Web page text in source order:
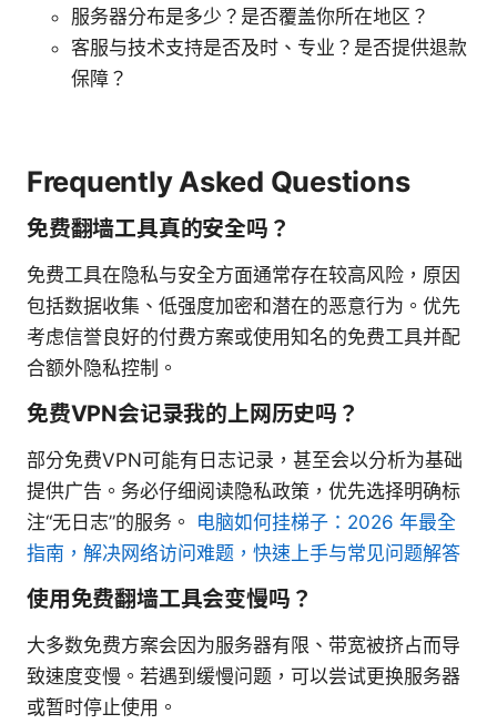
服务器分布是多少？是否覆盖你所在地区？
客服与技术支持是否及时、专业？是否提供退款
保障？
Frequently Asked Questions
免费翻墙工具真的安全吗？
免费工具在隐私与安全方面通常存在较高风险，原因
包括数据收集、低强度加密和潜在的恶意行为。优先
考虑信誉良好的付费方案或使用知名的免费工具并配
合额外隐私控制。
免费VPN会记录我的上网历史吗？
部分免费VPN可能有日志记录，甚至会以分析为基础
提供广告。务必仔细阅读隐私政策，优先选择明确标
注“无日志”的服务。 电脑如何挂梯子：2026 年最全
指南，解决网络访问难题，快速上手与常见问题解答
使用免费翻墙工具会变慢吗？
大多数免费方案会因为服务器有限、带宽被挤占而导
致速度变慢。若遇到缓慢问题，可以尝试更换服务器
或暂时停止使用。